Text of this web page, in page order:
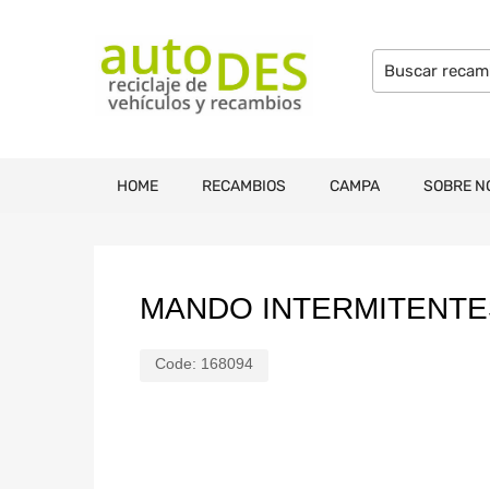
HOME RECAMBIOS CAMPA SOBRE
MANDO
Code: 168094